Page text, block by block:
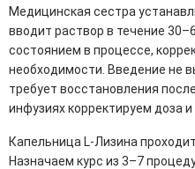
Медицинская сестра
вводит раствор в течение
состоянием в процессе,
необходимости. Введение не
требует восстановления
инфузиях корректируем доза
Капельница L-Лизина
Назначаем курс из 3–7